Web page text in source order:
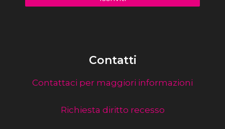
Contatti
Contattaci per maggiori informazioni
Richiesta diritto recesso